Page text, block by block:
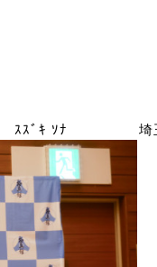
ｽｽﾞｷ ｿﾅ 埼